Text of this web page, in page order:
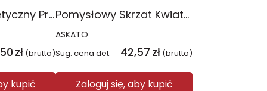
Labirynt magnetyczny Pracowita Pszczółka
zł (brutto)
kupić
Pomysłowy Skrzat Kwiatek sorter
ASKATO
Sug. cena det. 42,57 zł (brutto)
Zaloguj się, aby kupić